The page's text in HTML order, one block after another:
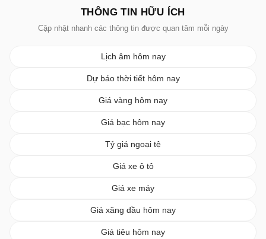
THÔNG TIN HỮU ÍCH
Cập nhật nhanh các thông tin được quan tâm mỗi ngày
Lịch âm hôm nay
Dự báo thời tiết hôm nay
Giá vàng hôm nay
Giá bạc hôm nay
Tỷ giá ngoại tệ
Giá xe ô tô
Giá xe máy
Giá xăng dầu hôm nay
Giá tiêu hôm nay